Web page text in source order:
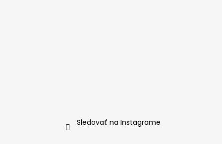
Sledovať na Instagrame